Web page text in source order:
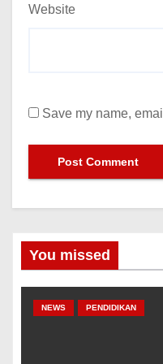
Website
Save my name,
You missed
NEWS PENDIDIKAN